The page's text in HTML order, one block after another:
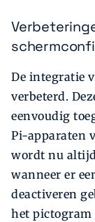
De integratie
verbeterd.
eenvoudig
Pi-apparaten
wordt nu
wanneer er
deactiveren
het